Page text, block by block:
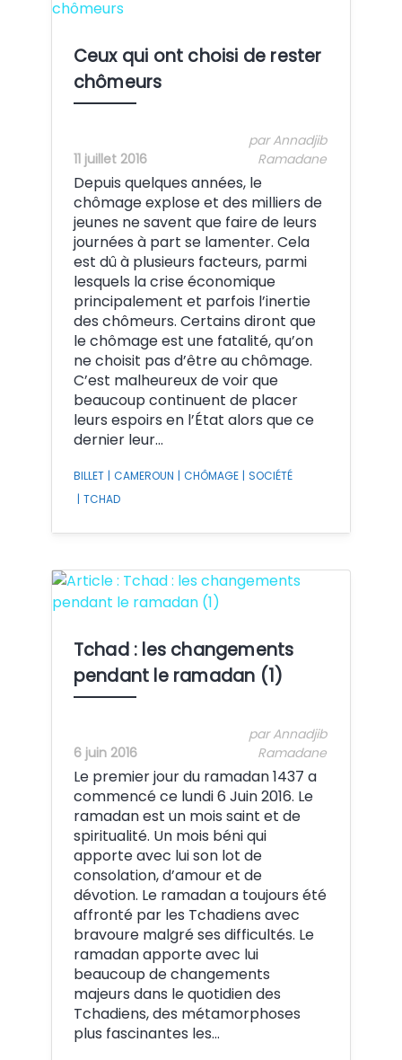
Ceux qui ont choisi de rester
chômeurs
11 juillet 2016
par Annadjib
Ramadane
Depuis quelques années, le
chômage explose et des milliers de
jeunes ne savent que faire de leurs
journées à part se lamenter. Cela
est dû à plusieurs facteurs, parmi
lesquels la crise économique
principalement et parfois l’inertie
des chômeurs. Certains diront que
le chômage est une fatalité, qu’on
ne choisit pas d’être au chômage.
C’est malheureux de voir que
beaucoup continuent de placer
leurs espoirs en l’État alors que ce
dernier leur…
BILLET | CAMEROUN | CHÔMAGE | SOCIÉTÉ
| TCHAD
Tchad : les changements
pendant le ramadan (1)
6 juin 2016
par Annadjib
Ramadane
Le premier jour du ramadan 1437 a
commencé ce lundi 6 Juin 2016. Le
ramadan est un mois saint et de
spiritualité. Un mois béni qui
apporte avec lui son lot de
consolation, d’amour et de
dévotion. Le ramadan a toujours été
affronté par les Tchadiens avec
bravoure malgré ses difficultés. Le
ramadan apporte avec lui
beaucoup de changements
majeurs dans le quotidien des
Tchadiens, des métamorphoses
plus fascinantes les…